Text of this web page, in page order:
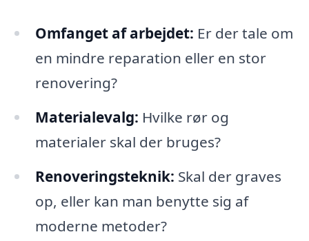
Omfanget af arbejdet: Er der tale om
en mindre reparation eller en stor
renovering?
Materialevalg: Hvilke rør og
materialer skal der bruges?
Renoveringsteknik: Skal der graves
op, eller kan man benytte sig af
moderne metoder?